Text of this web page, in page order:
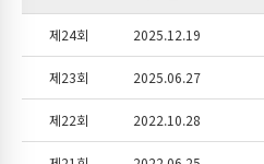
제24회 2025.12.19
제23회 2025.06.27
제22회 2022.10.28